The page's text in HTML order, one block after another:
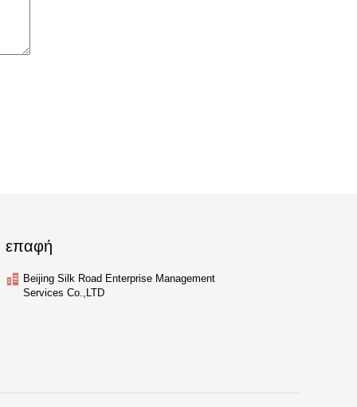
επαφή
Beijing Silk Road Enterprise Management
Services Co.,LTD